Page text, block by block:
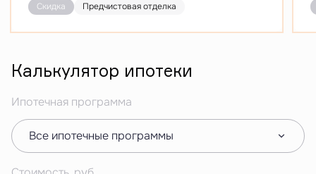
Скидка Предчистовая отделка
Калькулятор ипотеки
Ипотечная программа
Все ипотечные программы